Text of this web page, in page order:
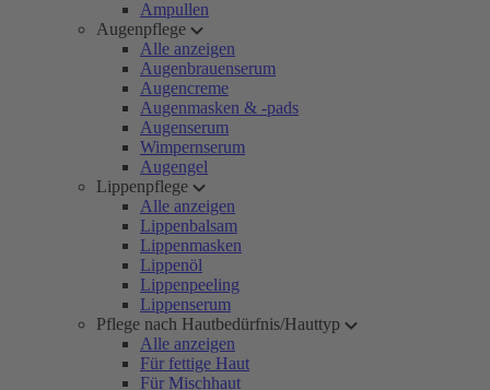
Ampullen
Augenpflege
Alle anzeigen
Augenbrauenserum
Augencreme
Augenmasken & -pads
Augenserum
Wimpernserum
Augengel
Lippenpflege
Alle anzeigen
Lippenbalsam
Lippenmasken
Lippenöl
Lippenpeeling
Lippenserum
Pflege nach Hautbedürfnis/Hauttyp
Alle anzeigen
Für fettige Haut
Für Mischhaut